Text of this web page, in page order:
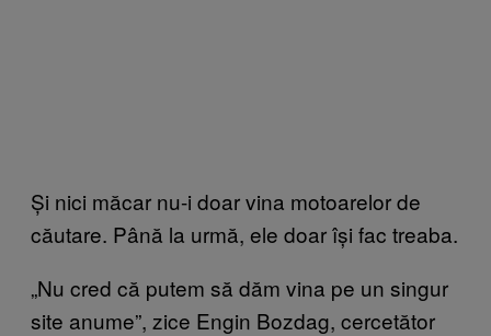
Și nici măcar nu-i doar vina motoarelor de
căutare. Până la urmă, ele doar își fac treaba.
„Nu cred că putem să dăm vina pe un singur
site anume”, zice Engin Bozdag, cercetător